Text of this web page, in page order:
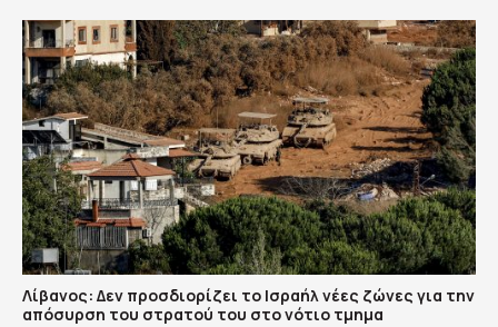
Λίβανος: Δεν προσδιορίζει το Ισραήλ νέες ζώνες για την
απόσυρση του στρατού του στο νότιο τμημα